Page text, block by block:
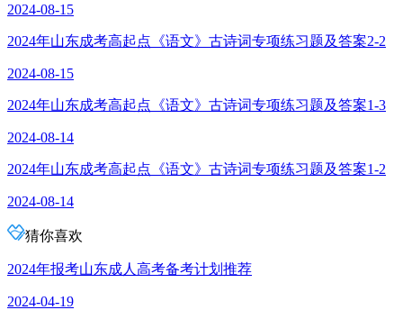
2024-08-15
2024年山东成考高起点《语文》古诗词专项练习题及答案2-2
2024-08-15
2024年山东成考高起点《语文》古诗词专项练习题及答案1-3
2024-08-14
2024年山东成考高起点《语文》古诗词专项练习题及答案1-2
2024-08-14
猜你喜欢
2024年报考山东成人高考备考计划推荐
2024-04-19